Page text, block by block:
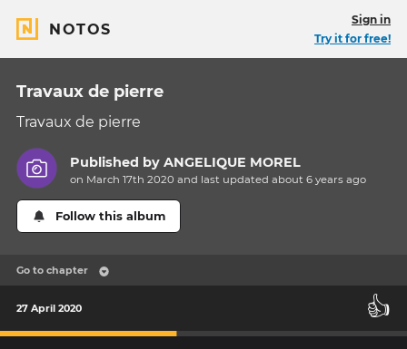
NOTOS
Sign in
Try it for free!
Travaux de pierre
Travaux de pierre
Published byANGELIQUE MOREL
on March 17th 2020 and last updatedabout 6 years ago
Follow this album
Go to chapter
27 April 2020 👍